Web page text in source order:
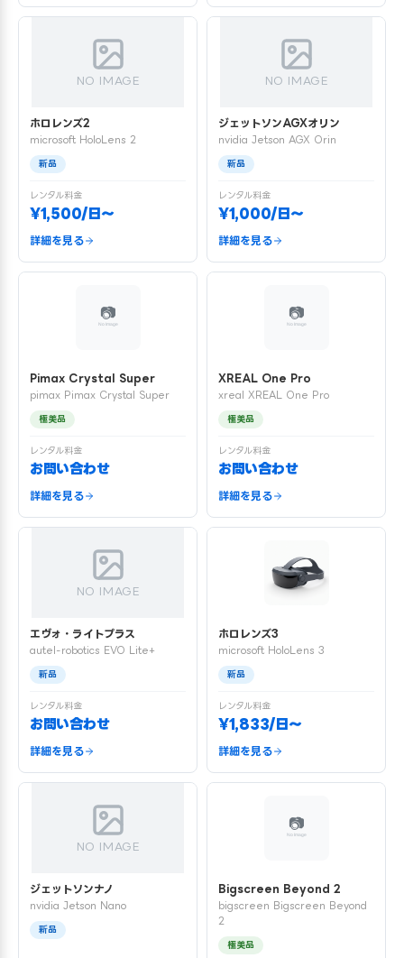
NO IMAGE
ホロレンズ2
microsoft HoloLens 2
新品
レンタル料金
¥1,500/日〜
詳細を見る
NO IMAGE
ジェットソンAGXオリン
nvidia Jetson AGX Orin
新品
レンタル料金
¥1,000/日〜
詳細を見る
Pimax Crystal Super
pimax Pimax Crystal Super
極美品
レンタル料金
お問い合わせ
詳細を見る
XREAL One Pro
xreal XREAL One Pro
極美品
レンタル料金
お問い合わせ
詳細を見る
NO IMAGE
エヴォ・ライトプラス
autel-robotics EVO Lite+
新品
レンタル料金
お問い合わせ
詳細を見る
ホロレンズ3
microsoft HoloLens 3
新品
レンタル料金
¥1,833/日〜
詳細を見る
NO IMAGE
ジェットソンナノ
nvidia Jetson Nano
新品
Bigscreen Beyond 2
bigscreen Bigscreen Beyond
2
極美品